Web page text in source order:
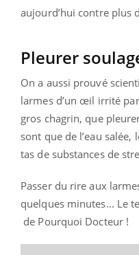
aujourd’hui contre plus
Pleurer
On a aussi prouvé
larmes d’un œil irrité
gros chagrin, que
sont que de l’eau
tas de substances de
Passer du rire aux
quelques minutes... Le
de Pourquoi Docteur !